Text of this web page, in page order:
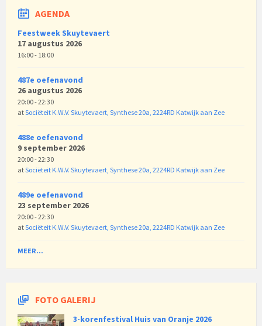
AGENDA
Feestweek Skuytevaert
17 augustus 2026
16:00 - 18:00
487e oefenavond
26 augustus 2026
20:00 - 22:30
atSociëteit K.W.V. Skuytevaert, Synthese 20a, 2224RD Katwijk aan Zee
488e oefenavond
9 september 2026
20:00 - 22:30
atSociëteit K.W.V. Skuytevaert, Synthese 20a, 2224RD Katwijk aan Zee
489e oefenavond
23 september 2026
20:00 - 22:30
atSociëteit K.W.V. Skuytevaert, Synthese 20a, 2224RD Katwijk aan Zee
MEER...
FOTO GALERIJ
3-korenfestival Huis van Oranje 2026